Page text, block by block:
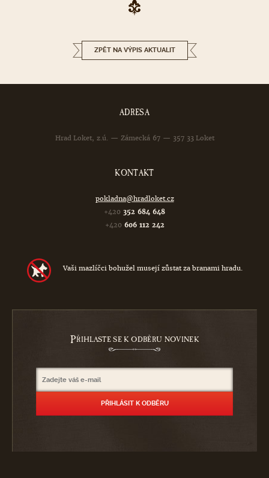
ZPĚT NA VÝPIS AKTUALIT
ADRESA
Hrad Loket, z.ú. — Zámecká 67 — 357 33 Loket
KONTAKT
pokladna@hradloket.cz
+420 352 684 648
+420 606 112 242
Vaši mazlíčci bohužel musejí zůstat za branami hradu.
PŘIHLASTE SE K ODBĚRU NOVINEK